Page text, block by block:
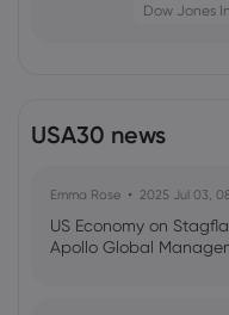
Dow Jones
USA30 news
Emma Rose 2025 Jul 03,
US Economy on
Apollo Global